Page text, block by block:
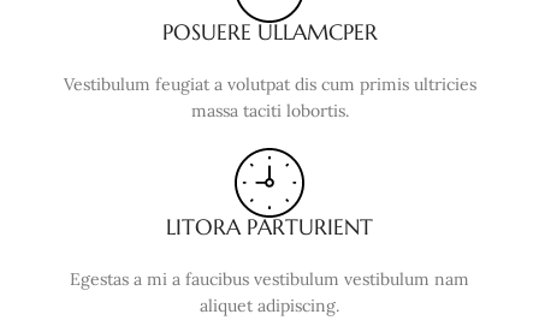
POSUERE ULLAMCPER
Vestibulum feugiat a volutpat dis cum primis ultricies
massa taciti lobortis.
LITORA PARTURIENT
Egestas a mi a faucibus vestibulum vestibulum nam
aliquet adipiscing.